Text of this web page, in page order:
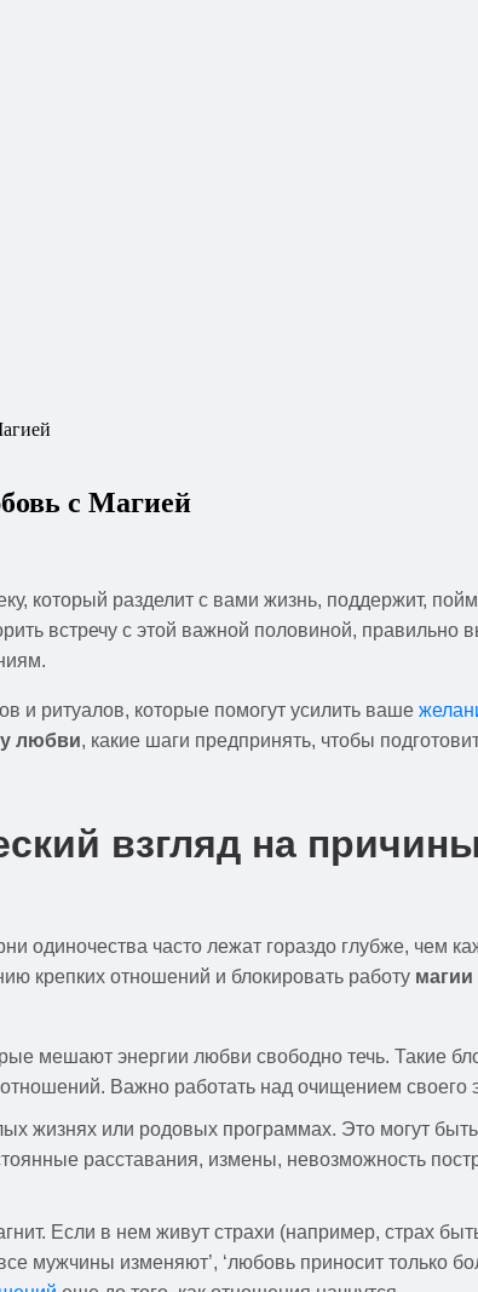
с Магией
который разделит с вами жизнь, поддержит,
встречу с этой важной половиной, правильно
и ритуалов, которые помогут усилить ваше
любви, какие шаги предпринять, чтобы
взгляд на
одиночества часто лежат гораздо глубже, чем
крепких отношений и блокировать работу
мешают энергии любви свободно течь. Такие
Важно работать над очищением своего
жизнях или родовых программах. Это могут
расставания, измены, невозможность
Если в нем живут страхи (например, страх
изменяют’, ‘любовь приносит только